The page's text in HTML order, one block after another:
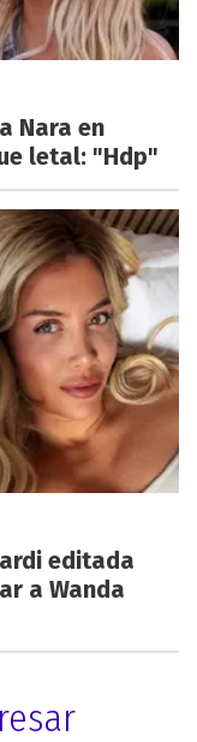
Nara en
letal: "Hdp"
editada
a Wanda